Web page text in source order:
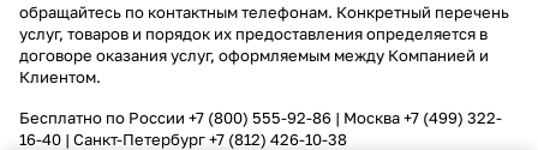
обращайтесь по контактным телефонам. Конкретный перечень
услуг, товаров и порядок их предоставления определяется в
договоре оказания услуг, оформляемым между Компанией и
Клиентом.
Бесплатно по России +7 (800) 555-92-86 | Москва+7 (499) 322-
16-40 | Санкт-Петербург+7 (812) 426-10-38